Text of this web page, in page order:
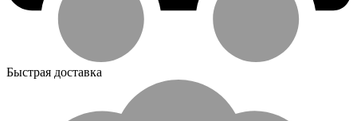
Быстрая доставка